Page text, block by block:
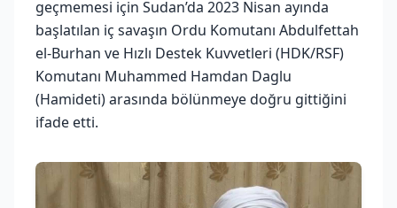
geçmemesi için Sudan’da 2023 Nisan ayında
başlatılan iç savaşın Ordu Komutanı Abdulfettah
el-Burhan ve Hızlı Destek Kuvvetleri (HDK/RSF)
Komutanı Muhammed Hamdan Daglu
(Hamideti) arasında bölünmeye doğru gittiğini
ifade etti.